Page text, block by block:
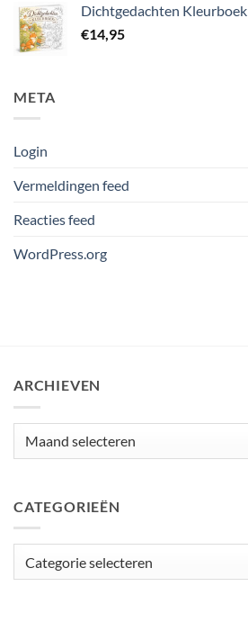
Dichtgedachten Kleurboek
€14,95
META
Login
Vermeldingen feed
Reacties feed
WordPress.org
ARCHIEVEN
CATEGORIEËN